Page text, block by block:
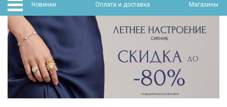
Новинки Оплата и доставка Магазины